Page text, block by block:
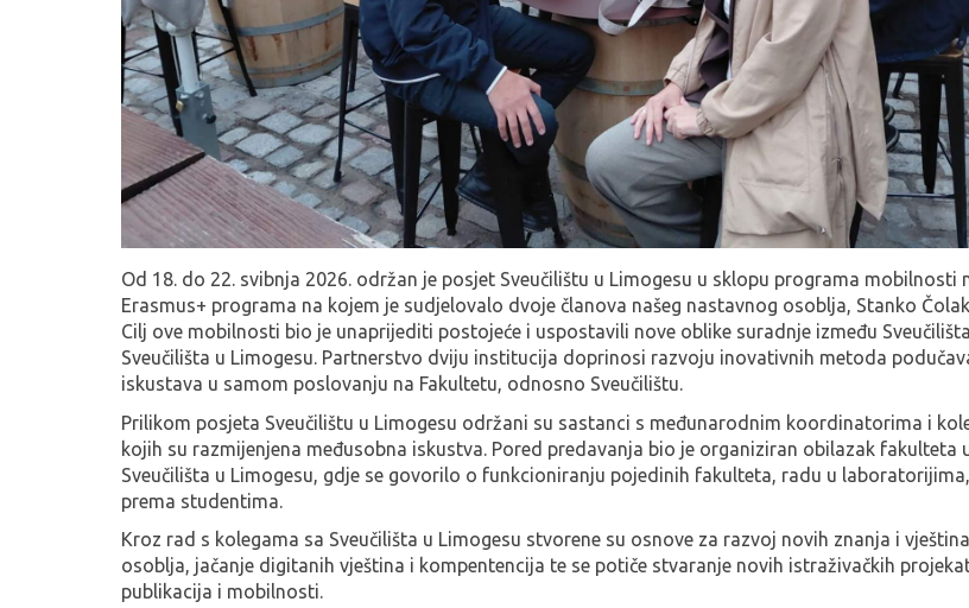
Od 18. do 22. svibnja 2026. održan je posjet Sveučilištu u Limogesu u sklopu programa mobilnosti
Erasmus+ programa na kojem je sudjelovalo dvoje članova našeg nastavnog osoblja, Stanko
Cilj ove mobilnosti bio je unaprijediti postojeće i uspostavili nove oblike suradnje između
Sveučilišta u Limogesu. Partnerstvo dviju institucija doprinosi razvoju inovativnih metoda
iskustava u samom poslovanju na Fakultetu, odnosno Sveučilištu.
Prilikom posjeta Sveučilištu u Limogesu održani su sastanci s međunarodnim koordinatorima i
kojih su razmijenjena međusobna iskustva. Pored predavanja bio je organiziran obilazak fakulteta
Sveučilišta u Limogesu, gdje se govorilo o funkcioniranju pojedinih fakulteta, radu u
prema studentima.
Kroz rad s kolegama sa Sveučilišta u Limogesu stvorene su osnove za razvoj novih znanja i
osoblja, jačanje digitanih vještina i kompentencija te se potiče stvaranje novih istraživačkih
publikacija i mobilnosti.